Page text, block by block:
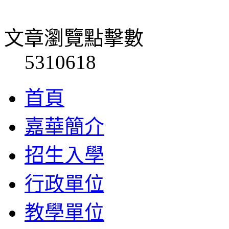
文章瀏覽點擊數
5310618
首頁
嘉華簡介
招生入學
行政單位
教學單位